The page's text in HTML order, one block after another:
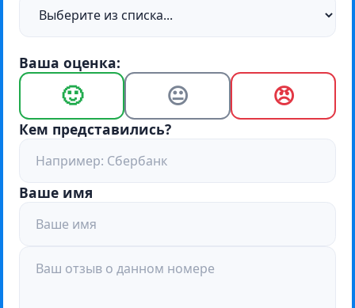
Ваша оценка:
🙂 😐 😠
Кем представились?
Ваше имя